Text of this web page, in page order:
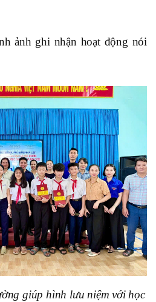
ảnh ghi nhận hoạt động nói
giúp hình lưu niệm với học